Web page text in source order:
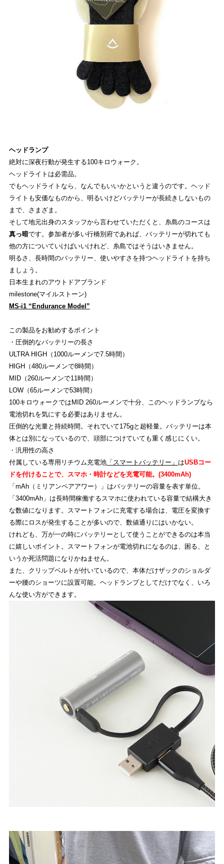
ヘッドランプ
絶対に深夜行動が発生する100キロウォーク。
ヘッドライトは必需品。
でもヘッドライトなら、なんでもいいかというと違うのです。ヘッド
ライトも安価なものから、明るいけどバッテリーが長続きしないもの
まで、さまざま。
そして地元出身のスタッフから言わせていただくと、糸島のコースは
真っ暗です。参加者が多い行橋別府であれば、バッテリーが切れても
他の方についていけばいいけれど、糸島ではそうはいきません。
明るさ、長時間のバッテリー、使いやすさを持つヘッドライトを持ち
ましょう。
日本生まれのアウトドアブランド
milestone(マイルストーン)
MS-i1 “Endurance Model”
この製品をお勧めするポイント
・圧倒的なバッテリーの長さ
ULTRA HIGH（1000ルーメンで7.5時間）
HIGH（480ルーメンで8時間）
MID（260ルーメンで11時間）
LOW（65ルーメンで53時間）
100キロウォークではMID 260ルーメンで十分、このヘッドランプなら
電池切れを気にする必要はありません。
圧倒的な光量と持続時間。それでいて175gと超軽量。バッテリーは本
体とは別になっているので、頭部につけていても重く感じにくい。
・汎用性の高さ
付属している専用リチウム充電池「スマートバッテリー」 はUSBコー
ドを付けることで、スマホ・時計などを充電可能。(3400mAh)
「mAh（ミリアンペアアワー）」はバッテリーの容量を表す単位。
「3400mAh」は長時間稼働するスマホに使われている容量で結構大き
な数値になります。スマートフォンに充電する場合は、電圧を変換す
る際にロスが発生することが多いので、数値通りにはいかない。
けれども、万が一の時にバッテリーとして使うことができるのは本当
に嬉しいポイント。スマートフォンが電池切れになるのは、困る、と
いうか死活問題になりかねません。
また、クリップベルトが付いているので、本体だけザックのショルダ
ーや腰のショーツに設置可能。ヘッドランプとしてだけでなく、いろ
んな使い方ができます。